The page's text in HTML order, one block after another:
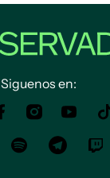
Siguenos en: